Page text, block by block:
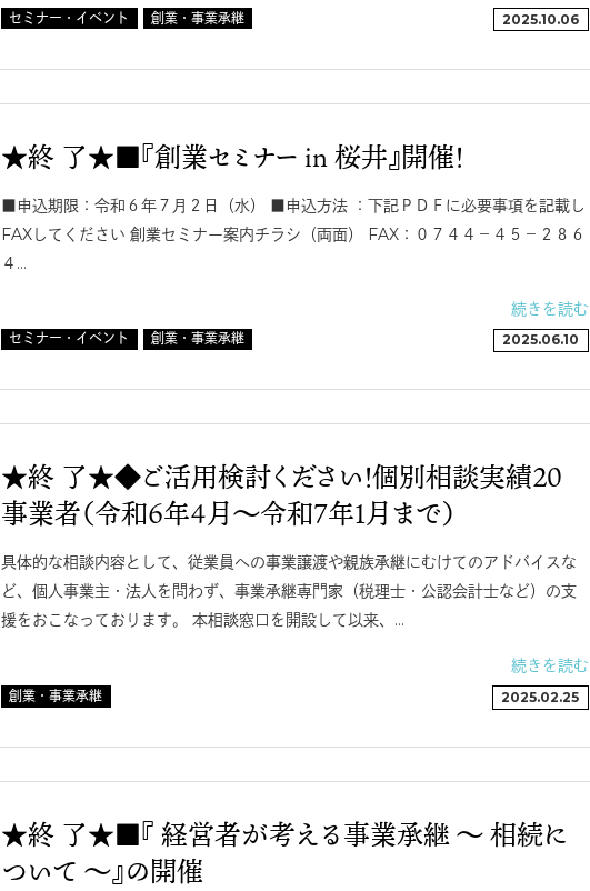
セミナー・イベント 創業・事業承継 2025.10.06
★終 了★■『創業セミナー in 桜井』開催！
■申込期限：令和６年７月２日（水） ■申込方法 ：下記ＰＤＦに必要事項を記載し
FAXしてください 創業セミナー案内チラシ（両面） FAX：０７４４－４５－２８６
４…
続きを読む
セミナー・イベント 創業・事業承継 2025.06.10
★終 了★◆ご活用検討ください！個別相談実績２０
事業者（令和6年4月～令和7年1月まで）
具体的な相談内容として、従業員への事業譲渡や親族承継にむけてのアドバイスな
ど、個人事業主・法人を問わず、事業承継専門家（税理士・公認会計士など）の支
援をおこなっております。 本相談窓口を開設して以来、…
続きを読む
創業・事業承継 2025.02.25
★終 了★■『 経営者が考える事業承継 ～ 相続に
ついて ～』の開催